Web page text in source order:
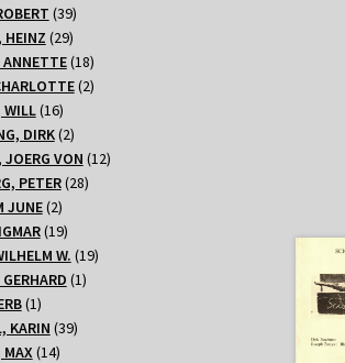
Produkte
3939
Produkte
HEINZ 2929
Produkte
ANNETTE 1818
Produkte
22
WILL 1616
Produkte
DIRK 22
Produkte
JOERG VON 1212
PETER 2828
JUNE 22
Produkte
1919
Produkte
W. 1919
11
11
Produkt
KARIN 3939
MAX 1414